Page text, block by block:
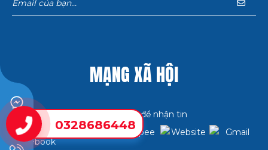
MẠNG XÃ HỘI
Bấm theo dõi để nhận tin
0328686448